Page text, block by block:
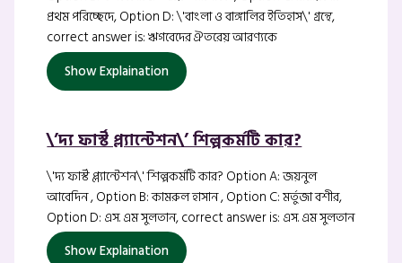
প্রথম পরিচ্ছেদে, Option D: \'বাংলা ও বাঙ্গালির ইতিহাস\' গ্রন্থে,
correct answer is: ঋগবেদের ঐতরেয় আরণ্যকে
Show Explaination
\’দ্য ফার্স্ট প্ল্যান্টেশন\’ শিল্পকর্মটি কার?
\'দ্য ফার্স্ট প্ল্যান্টেশন\' শিল্পকর্মটি কার? Option A: জয়নুল
আবেদিন , Option B: কামরুল হাসান , Option C: মর্তুজা বশীর,
Option D: এস. এম সুলতান, correct answer is: এস. এম সুলতান
Show Explaination